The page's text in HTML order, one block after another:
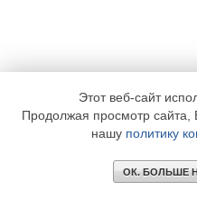
Этот веб-сайт
Продолжая просмотр сайта,
нашу политику
ОК. БОЛЬШЕ